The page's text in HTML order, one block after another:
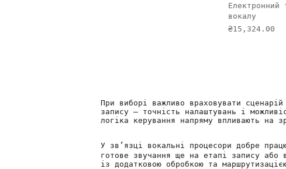
Електронний
вокалу
₴15,324.00
При виборі важливо враховувати
запису — точність налаштувань і
логіка керування напряму впливають на
У зв’язці вокальні процесори добре
готове звучання ще на етапі запису або
із додатковою обробкою та